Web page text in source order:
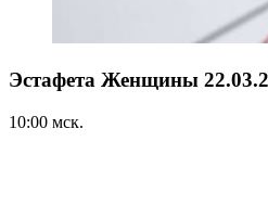
Эстафета Женщины
10:00 мск.